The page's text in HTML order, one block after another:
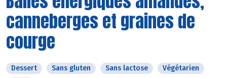
canneberges et graines de
courge
Dessert Sans gluten Sans lactose
Végétarien